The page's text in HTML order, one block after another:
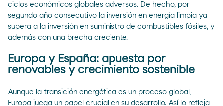
ciclos económicos globales adversos. De hecho, por
segundo año consecutivo la inversión en energía limpia ya
supera a la inversión en suministro de combustibles fósiles, y
además con una brecha creciente.
Europa y España: apuesta por
renovables y crecimiento sostenible
Aunque la transición energética es un proceso global,
Europa juega un papel crucial en su desarrollo. Así lo refleja